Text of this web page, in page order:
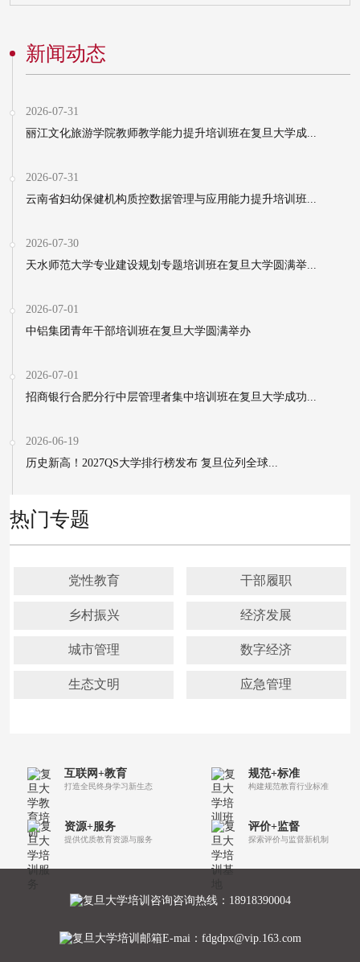
新闻动态
2026-07-31
丽江文化旅游学院教师教学能力提升培训班在复旦大学成...
2026-07-31
云南省妇幼保健机构质控数据管理与应用能力提升培训班...
2026-07-30
天水师范大学专业建设规划专题培训班在复旦大学圆满举...
2026-07-01
中铝集团青年干部培训班在复旦大学圆满举办
2026-07-01
招商银行合肥分行中层管理者集中培训班在复旦大学成功...
2026-06-19
历史新高！2027QS大学排行榜发布 复旦位列全球...
热门专题
党性教育 干部履职
乡村振兴 经济发展
城市管理 数字经济
生态文明 应急管理
互联网+教育
打造全民终身学习新生态
规范+标准
构建规范教育行业标准
资源+服务
提供优质教育资源与服务
评价+监督
探索评价与监督新机制
咨询热线：18918390004
E-mai：fdgdpx@vip.163.com